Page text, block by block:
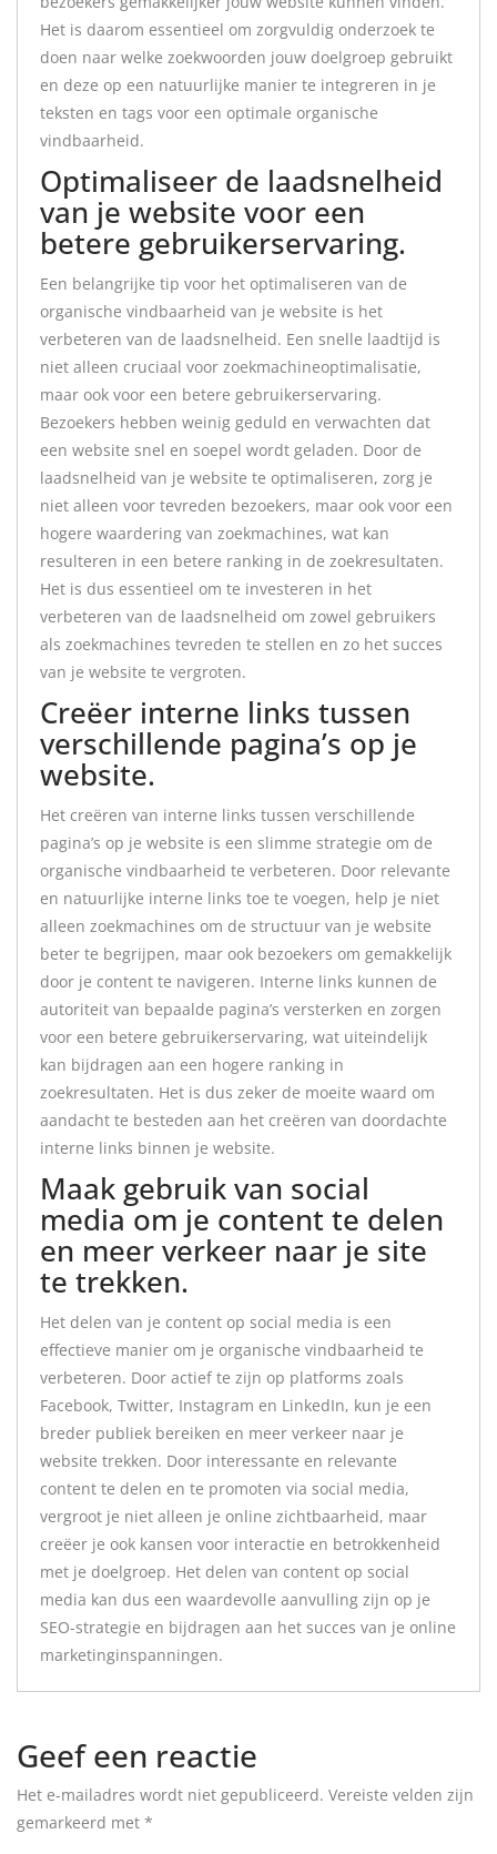
Het is daarom essentieel om zorgvuldig onderzoek te
doen naar welke zoekwoorden jouw doelgroep gebruikt
en deze op een natuurlijke manier te integreren in je
teksten en tags voor een optimale organische
vindbaarheid.
Optimaliseer de laadsnelheid
van je website voor een
betere gebruikerservaring.
Een belangrijke tip voor het optimaliseren van de
organische vindbaarheid van je website is het
verbeteren van de laadsnelheid. Een snelle laadtijd is
niet alleen cruciaal voor zoekmachineoptimalisatie,
maar ook voor een betere gebruikerservaring.
Bezoekers hebben weinig geduld en verwachten dat
een website snel en soepel wordt geladen. Door de
laadsnelheid van je website te optimaliseren, zorg je
niet alleen voor tevreden bezoekers, maar ook voor een
hogere waardering van zoekmachines, wat kan
resulteren in een betere ranking in de zoekresultaten.
Het is dus essentieel om te investeren in het
verbeteren van de laadsnelheid om zowel gebruikers
als zoekmachines tevreden te stellen en zo het succes
van je website te vergroten.
Creëer interne links tussen
verschillende pagina’s op je
website.
Het creëren van interne links tussen verschillende
pagina’s op je website is een slimme strategie om de
organische vindbaarheid te verbeteren. Door relevante
en natuurlijke interne links toe te voegen, help je niet
alleen zoekmachines om de structuur van je website
beter te begrijpen, maar ook bezoekers om gemakkelijk
door je content te navigeren. Interne links kunnen de
autoriteit van bepaalde pagina’s versterken en zorgen
voor een betere gebruikerservaring, wat uiteindelijk
kan bijdragen aan een hogere ranking in
zoekresultaten. Het is dus zeker de moeite waard om
aandacht te besteden aan het creëren van doordachte
interne links binnen je website.
Maak gebruik van social
media om je content te delen
en meer verkeer naar je site
te trekken.
Het delen van je content op social media is een
effectieve manier om je organische vindbaarheid te
verbeteren. Door actief te zijn op platforms zoals
Facebook, Twitter, Instagram en LinkedIn, kun je een
breder publiek bereiken en meer verkeer naar je
website trekken. Door interessante en relevante
content te delen en te promoten via social media,
vergroot je niet alleen je online zichtbaarheid, maar
creëer je ook kansen voor interactie en betrokkenheid
met je doelgroep. Het delen van content op social
media kan dus een waardevolle aanvulling zijn op je
SEO-strategie en bijdragen aan het succes van je online
marketinginspanningen.
Geef een reactie
Het e-mailadres wordt niet gepubliceerd. Vereiste velden zijn
gemarkeerd met *